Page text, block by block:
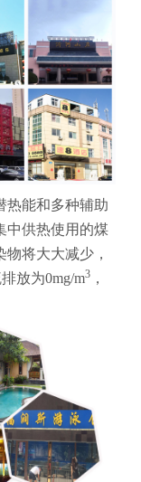
热能和多种辅助
中供热使用的煤
将大大减少，
放为0mg/m3 ，